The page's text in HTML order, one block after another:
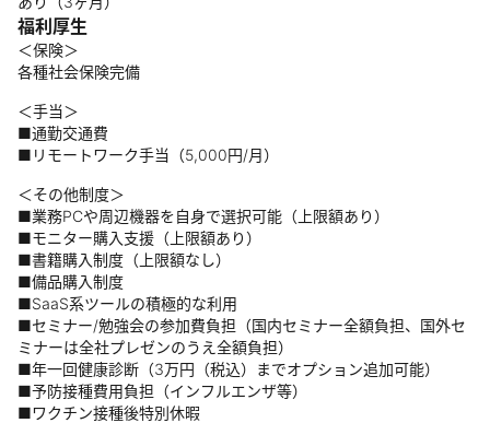
福利厚生
＜保険＞
各種社会保険完備
＜手当＞
■通勤交通費
■リモートワーク手当（5,000円/月）
＜その他制度＞
■業務PCや周辺機器を自身で選択可能（上限額あり）
■モニター購入支援（上限額あり）
■書籍購入制度（上限額なし）
■備品購入制度
■SaaS系ツールの積極的な利用
■セミナー/勉強会の参加費負担（国内セミナー全額負担、国外セ
ミナーは全社プレゼンのうえ全額負担）
■年一回健康診断（3万円（税込）までオプション追加可能）
■予防接種費用負担（インフルエンザ等）
■ワクチン接種後特別休暇